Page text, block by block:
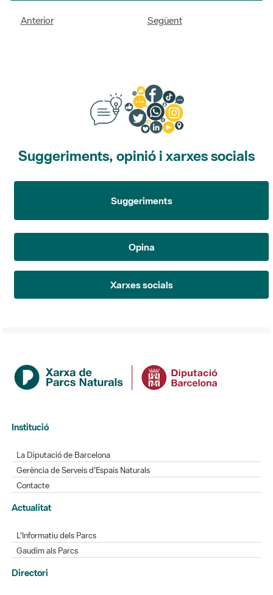
Anterior Següent
Suggeriments, opinió i xarxes socials
Suggeriments
Opina
Xarxes socials
Institució
La Diputació de Barcelona
Gerència de Serveis d'Espais Naturals
Contacte
Actualitat
L'Informatiu dels Parcs
Gaudim als Parcs
Directori